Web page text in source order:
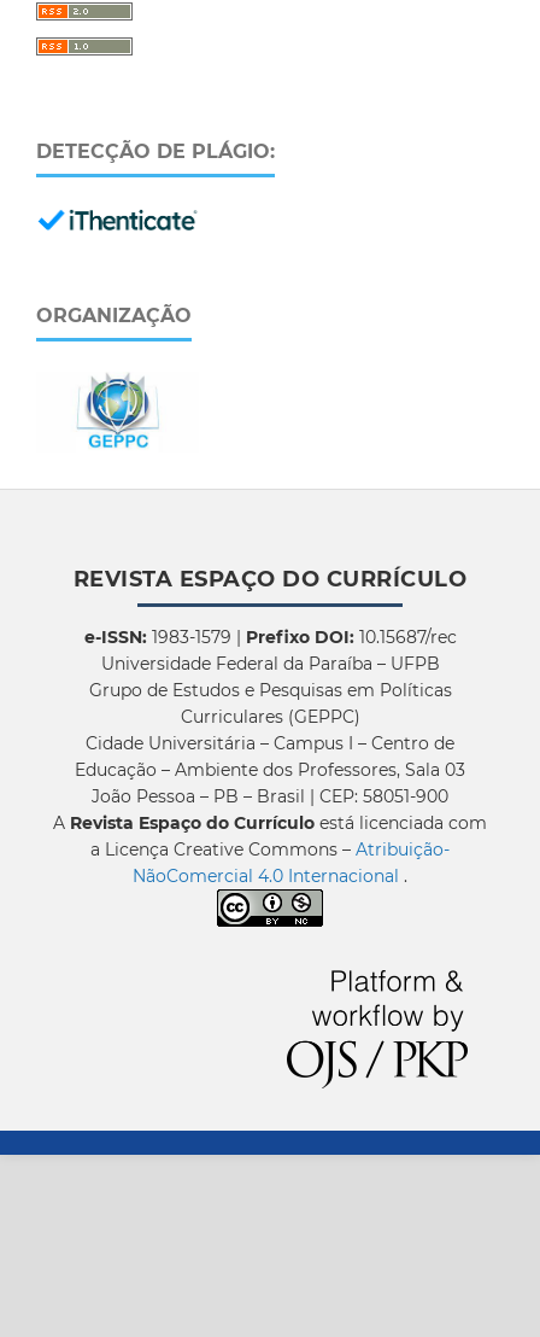
DETECÇÃO DE PLÁGIO:
ORGANIZAÇÃO
REVISTA ESPAÇO DO CURRÍCULO
e-ISSN:1983-1579 | Prefixo DOI:10.15687/rec
Universidade Federal da Paraíba – UFPB
Grupo de Estudos e Pesquisas em Políticas
Curriculares (GEPPC)
Cidade Universitária – Campus I – Centro de
Educação – Ambiente dos Professores, Sala 03
João Pessoa – PB – Brasil | CEP: 58051-900
A Revista Espaço do Currículo está licenciada com
a Licença Creative Commons – Atribuição-
NãoComercial 4.0 Internacional .